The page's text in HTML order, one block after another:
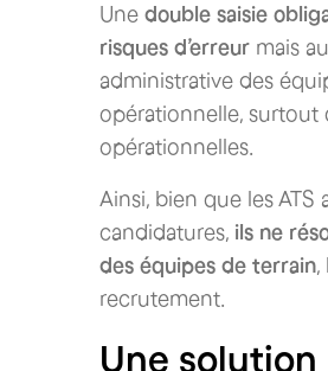
Une double saisie
risques d’erreur mais
administrative des
opérationnelle, surtout
opérationnelles.
Ainsi, bien que les
candidatures, ils ne
des équipes de terrain,
recrutement.
Une